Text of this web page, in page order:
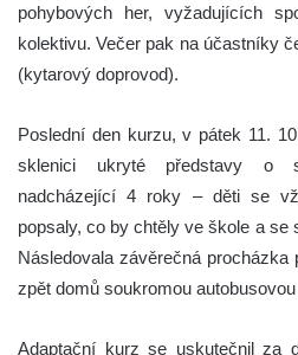
pohybových her, vyžadujících
kolektivu. Večer pak na účastníky
(kytarový doprovod).
Poslední den kurzu, v pátek 11.
sklenici ukryté představy o
nadcházející 4 roky – děti se
popsaly, co by chtěly ve škole a se
Následovala závěrečná
zpět domů soukromou
Adaptační kurz se uskutečnil za